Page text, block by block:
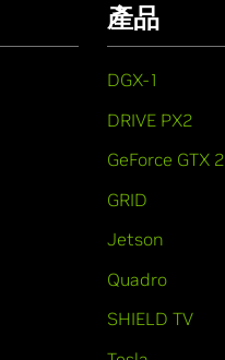
產品
DGX-1
DRIVE PX2
GeForce GTX
GRID
Jetson
Quadro
SHIELD TV